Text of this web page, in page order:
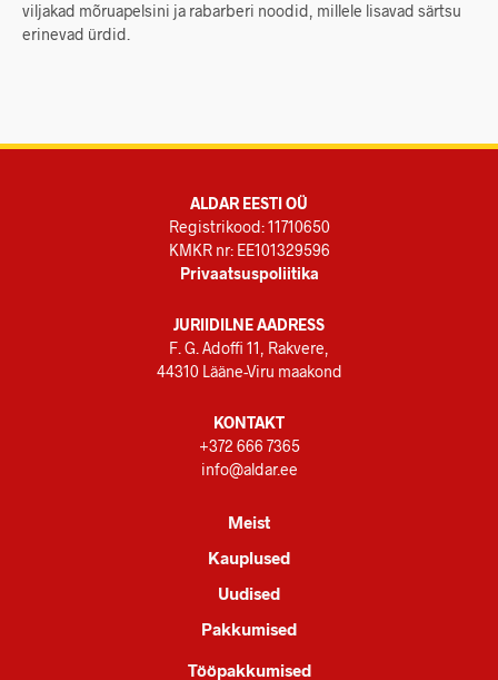
viljakad mõruapelsini ja rabarberi noodid, millele lisavad särtsu
erinevad ürdid.
ALDAR EESTI OÜ
Registrikood: 11710650
KMKR nr: EE101329596
Privaatsuspoliitika
JURIIDILNE AADRESS
F. G. Adoffi 11, Rakvere,
44310 Lääne-Viru maakond
KONTAKT
+372 666 7365
info@aldar.ee
Meist
Kauplused
Uudised
Pakkumised
Tööpakkumised